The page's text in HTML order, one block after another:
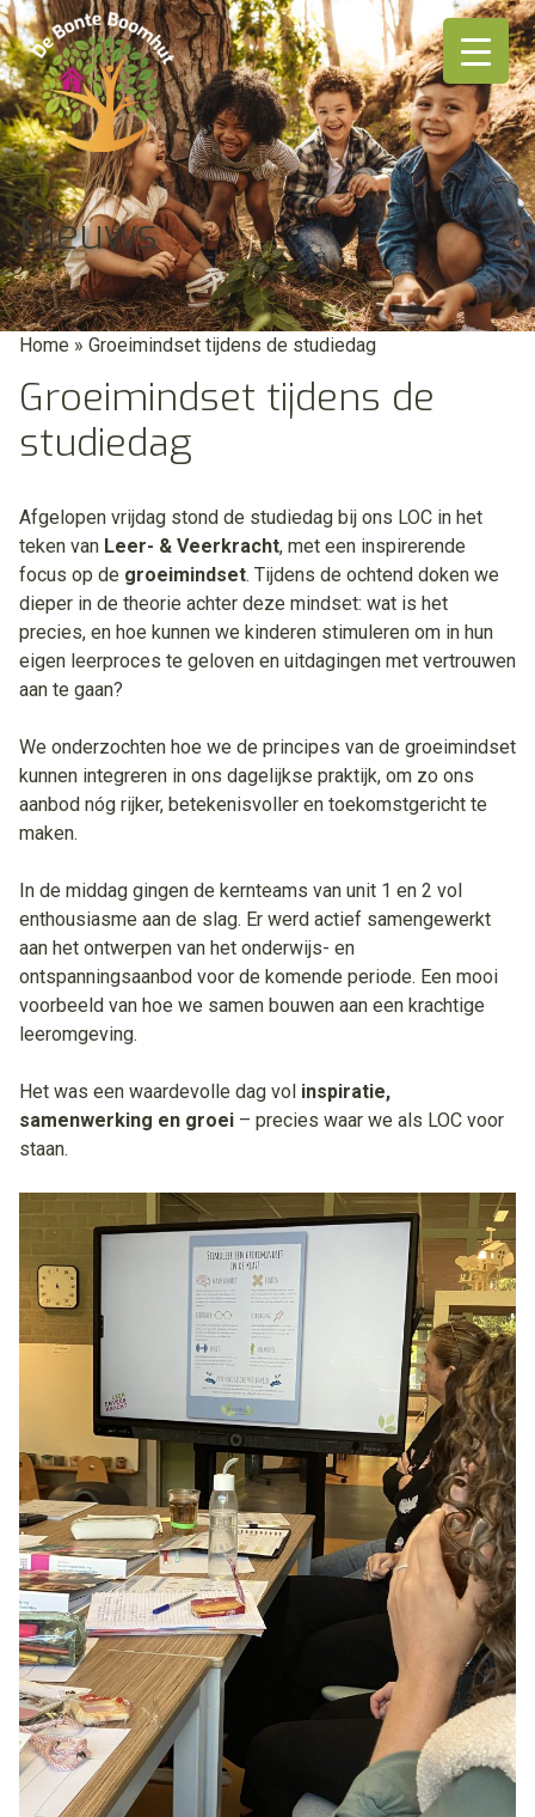
Ga
naar
de
inhoud
Nieuws
Home » Groeimindset tijdens de studiedag
Groeimindset tijdens de
studiedag
Afgelopen vrijdag stond de studiedag bij ons LOC in het
teken van Leer- & Veerkracht, met een inspirerende
focus op de groeimindset. Tijdens de ochtend doken we
dieper in de theorie achter deze mindset: wat is het
precies, en hoe kunnen we kinderen stimuleren om in hun
eigen leerproces te geloven en uitdagingen met vertrouwen
aan te gaan?
We onderzochten hoe we de principes van de groeimindset
kunnen integreren in ons dagelijkse praktijk, om zo ons
aanbod nóg rijker, betekenisvoller en toekomstgericht te
maken.
In de middag gingen de kernteams van unit 1 en 2 vol
enthousiasme aan de slag. Er werd actief samengewerkt
aan het ontwerpen van het onderwijs- en
ontspanningsaanbod voor de komende periode. Een mooi
voorbeeld van hoe we samen bouwen aan een krachtige
leeromgeving.
Het was een waardevolle dag vol inspiratie,
samenwerking en groei – precies waar we als LOC voor
staan.